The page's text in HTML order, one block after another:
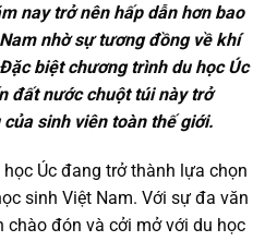
nay trở nên hấp dẫn hơn bao
nhờ sự tương đồng về khí
biệt chương trình du học Úc
đất nước chuột túi này trở
sinh viên toàn thế giới.
học Úc đang trở thành lựa chọn
sinh Việt Nam. Với sự đa văn
chào đón và cởi mở với du học